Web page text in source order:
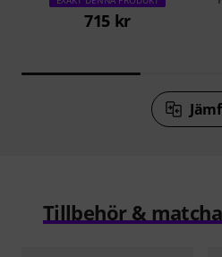
715 kr
Tillbehör &